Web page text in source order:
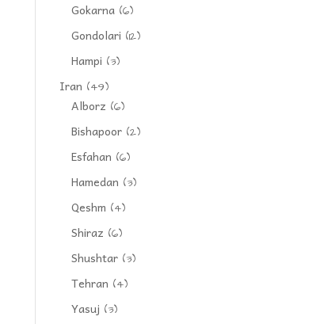
Gokarna (6)
Gondolari (12)
Hampi (3)
Iran (49)
Alborz (6)
Bishapoor (2)
Esfahan (6)
Hamedan (3)
Qeshm (4)
Shiraz (6)
Shushtar (3)
Tehran (4)
Yasuj (3)